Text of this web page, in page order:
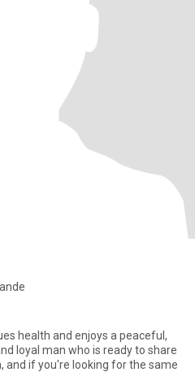
health and enjoys a peaceful,
loyal man who is ready to share
and if you're looking for the same